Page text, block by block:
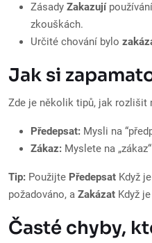
Zásady Zakazují
zkouškách.
Určité chování bylo
Jak si
Zde je několik tipů, jak rozlišit
Předepsat: Mysli na
Zákaz: Myslete na
Tip: Použijte Předepsat Když
požadováno, a Zakázat Když
Časté chyby,